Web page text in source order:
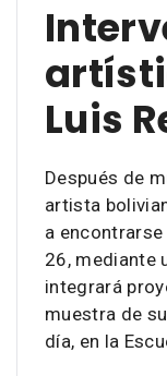
Luis
Después de
artista
a
26, mediante
integrará
muestra de
día, en la